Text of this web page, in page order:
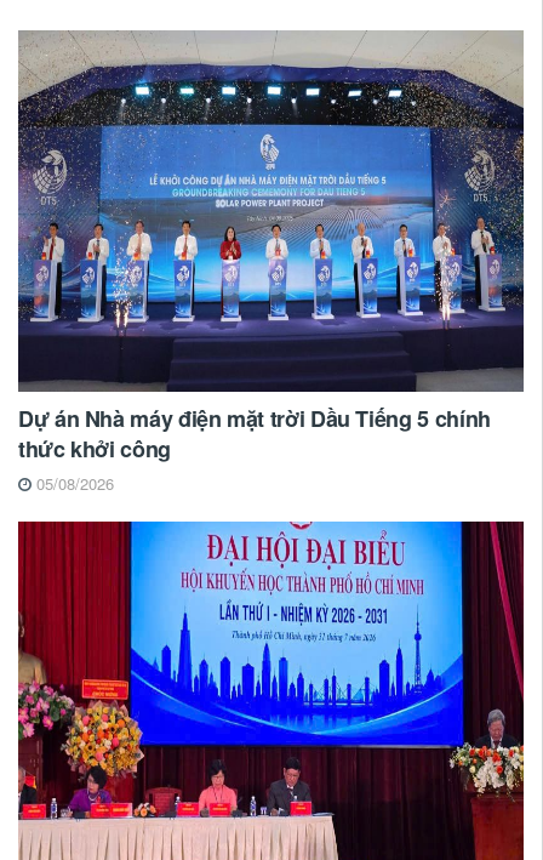
Dự án Nhà máy điện mặt trời Dầu Tiếng 5 chính
thức khởi công
05/08/2026